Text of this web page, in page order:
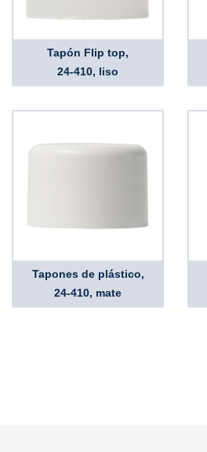
Tapón Flip top,
24-410, liso
Tapones de plástico,
24-410, mate